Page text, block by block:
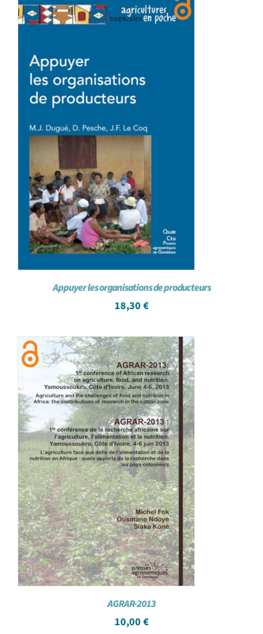
Appuyer les organisations de producteurs
18,30 €
AGRAR-2013
10,00 €